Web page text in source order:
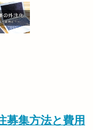
募集方法と費用